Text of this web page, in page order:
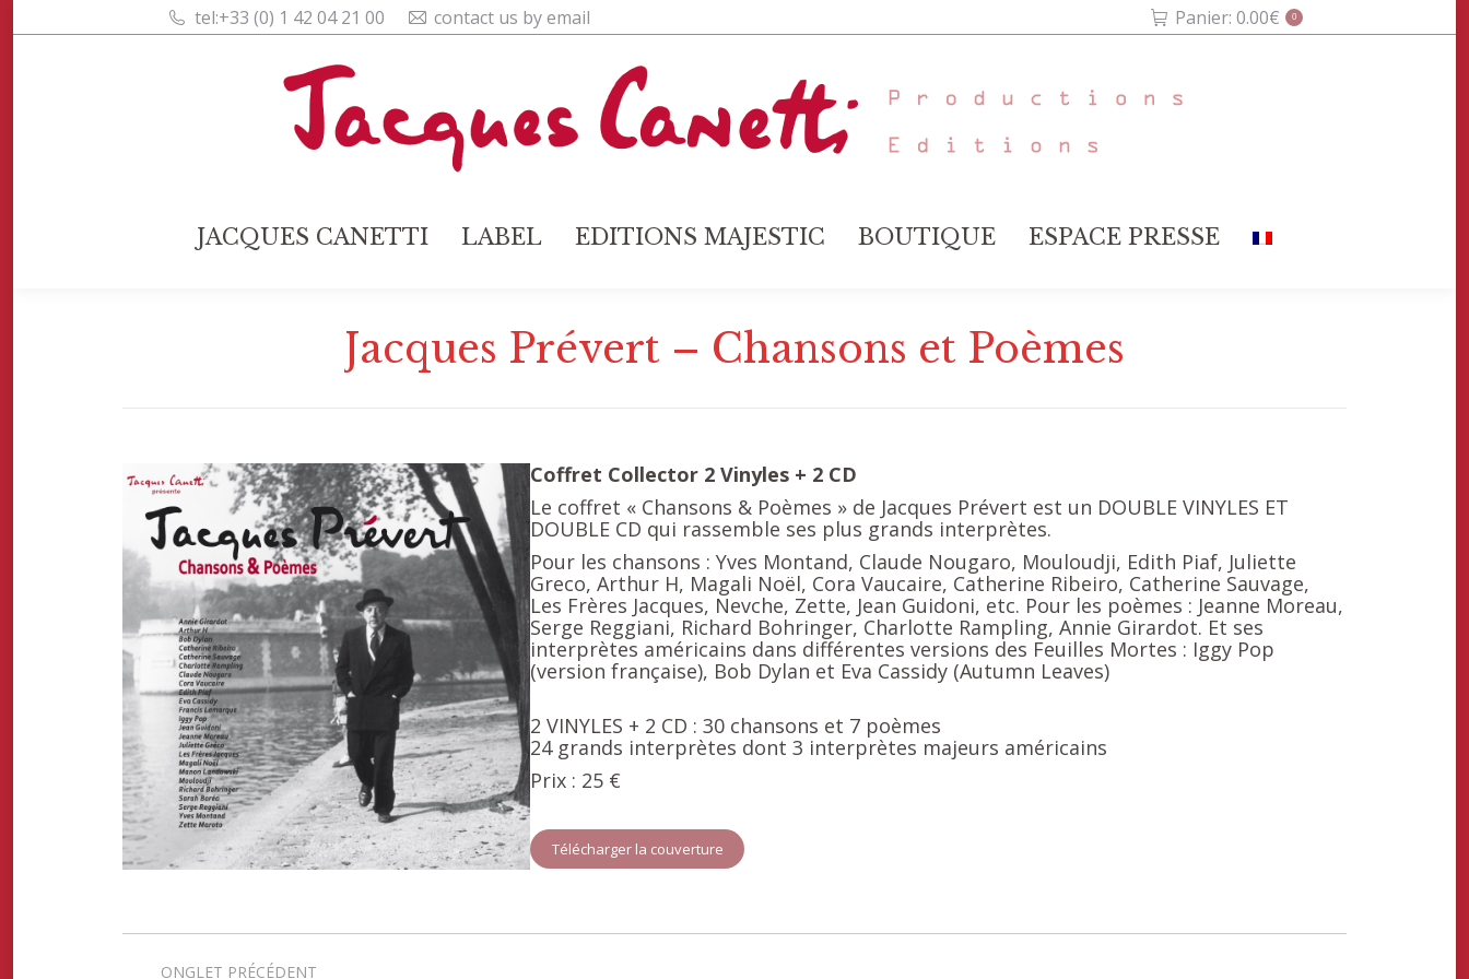
tel:+33 (0) 1 42 04 21 00 contact us by email Panier:0.00€ 0
JACQUES CANETTI LABEL EDITIONS MAJESTIC BOUTIQUE ESPACE PRESSE
Jacques Prévert – Chansons et Poèmes
Coffret Collector 2 Vinyles + 2 CD
Le coffret « Chansons & Poèmes » de Jacques Prévert est un DOUBLE VINYLES ET
DOUBLE CD qui rassemble ses plus grands interprètes.
Pour les chansons : Yves Montand, Claude Nougaro, Mouloudji, Edith Piaf, Juliette
Greco, Arthur H, Magali Noël, Cora Vaucaire, Catherine Ribeiro, Catherine Sauvage,
Les Frères Jacques, Nevche, Zette, Jean Guidoni, etc. Pour les poèmes : Jeanne Moreau,
Serge Reggiani, Richard Bohringer, Charlotte Rampling, Annie Girardot. Et ses
interprètes américains dans différentes versions des Feuilles Mortes : Iggy Pop
(version française), Bob Dylan et Eva Cassidy (Autumn Leaves)
2 VINYLES + 2 CD : 30 chansons et 7 poèmes
24 grands interprètes dont 3 interprètes majeurs américains
Prix : 25 €
Télécharger la couverture
ONGLET PRÉCÉDENT